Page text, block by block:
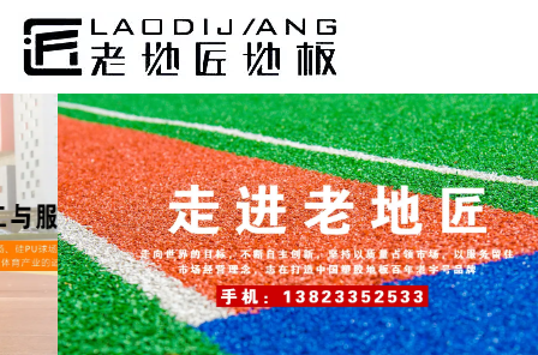
13年专注于室内外塑胶运动地板胶和
塑胶商用地板革的资深塑胶地板服务商
搜索